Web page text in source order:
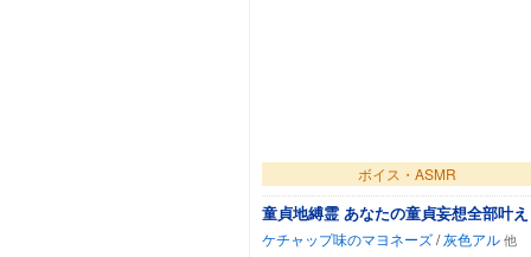
ボイス・ASMR
童貞地縛霊 あなたの童貞妄想全部叶
ケチャップ味のマヨネーズ/灰色アル